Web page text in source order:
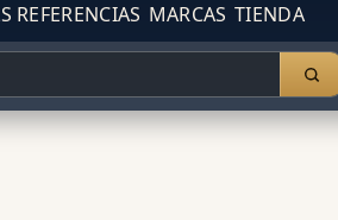
REFERENCIAS MARCAS TIENDA